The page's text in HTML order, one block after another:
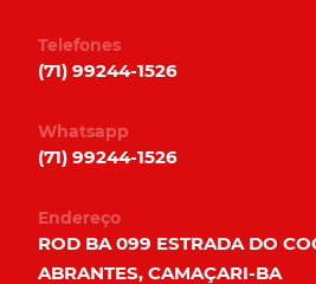
Telefones
(71) 99244-1526
Whatsapp
(71) 99244-1526
Endereço
ROD BA 099 ESTRADA DO
ABRANTES, CAMAÇARI-BA